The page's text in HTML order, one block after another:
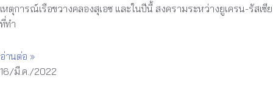
เหตุการณ์เรือขวางคลองสุเอซ และในปีนี้ สงครามระหว่างยูเครน-รัสเซีย
ที่ทำ
อ่านต่อ »
16/มี.ค./2022